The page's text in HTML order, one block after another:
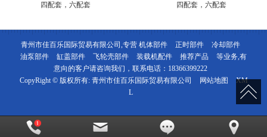
四配套，六配套 四配套，六配套
青州市佳百乐国际贸易有限公司,专营 机体部件 正时部件
冷却部件
油泵部件
缸盖部件 飞轮壳部件 装载机配件 推荐产品
等业务,有
意向的客户请咨询我们，联系电话： 18366399222
CopyRight © 版权所有: 青州市佳百乐国际贸易有限公司 网站地图
XM
L